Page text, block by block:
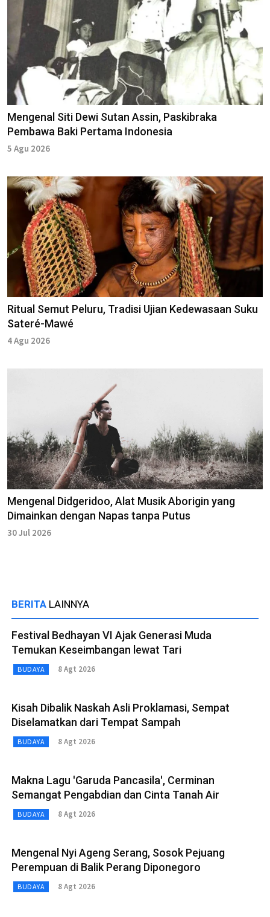
Mengenal Siti Dewi Sutan Assin, Paskibraka
Pembawa Baki Pertama Indonesia
5 Agu 2026
Ritual Semut Peluru, Tradisi Ujian Kedewasaan Suku
Sateré-Mawé
4 Agu 2026
Mengenal Didgeridoo, Alat Musik Aborigin yang
Dimainkan dengan Napas tanpa Putus
30 Jul 2026
BERITA LAINNYA
Festival Bedhayan VI Ajak Generasi Muda
Temukan Keseimbangan lewat Tari
BUDAYA 8 Agt 2026
Kisah Dibalik Naskah Asli Proklamasi, Sempat
Diselamatkan dari Tempat Sampah
BUDAYA 8 Agt 2026
Makna Lagu 'Garuda Pancasila', Cerminan
Semangat Pengabdian dan Cinta Tanah Air
BUDAYA 8 Agt 2026
Mengenal Nyi Ageng Serang, Sosok Pejuang
Perempuan di Balik Perang Diponegoro
BUDAYA 8 Agt 2026